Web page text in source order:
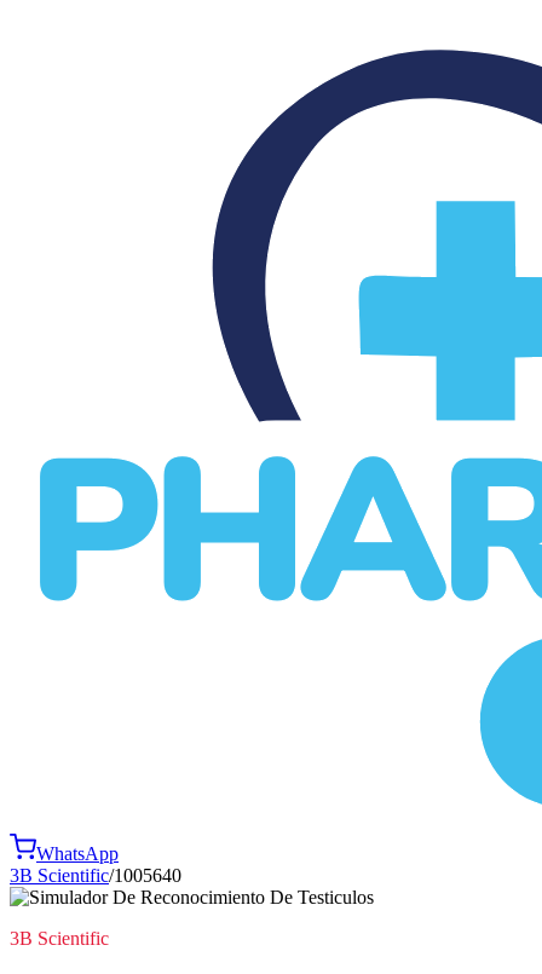
WhatsApp
3B Scientific/1005640
3B Scientific